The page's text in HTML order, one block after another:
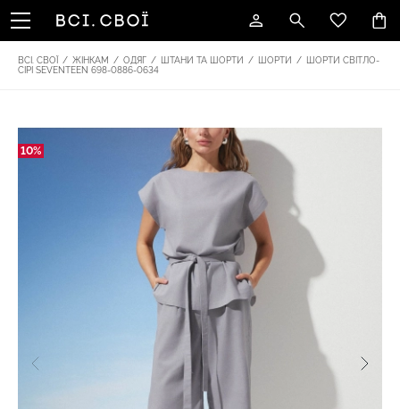
ВСІ. СВОЇ / ЖІНКАМ / ОДЯГ / ШТАНИ ТА ШОРТИ / ШОРТИ /
ШОРТИ СВІТЛО-
СІРІ SEVENTEEN 698-0886-0634
10%